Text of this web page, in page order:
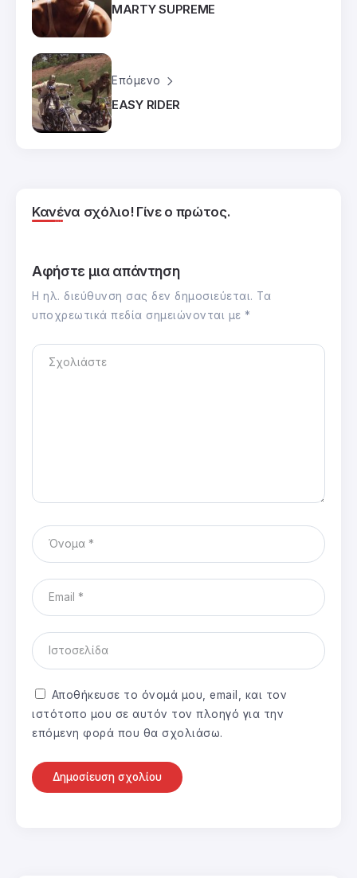
MARTY SUPREME
Επόμενο
EASY RIDER
Κανένα σχόλιο! Γίνε ο πρώτος.
Αφήστε μια απάντηση
Η ηλ. διεύθυνση σας δεν δημοσιεύεται. Τα
υποχρεωτικά πεδία σημειώνονται με *
Αποθήκευσε το όνομά μου, email, και τον
ιστότοπο μου σε αυτόν τον πλοηγό για την
επόμενη φορά που θα σχολιάσω.